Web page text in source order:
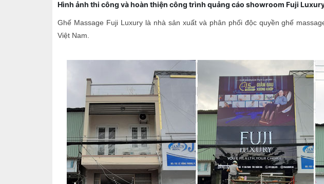
Hình ảnh thi công và hoàn thiện công trình quảng cáo showroom Fuji
Ghế Massage Fuji Luxury là nhà sản xuất và phân phối độc quyền ghế
Việt Nam.